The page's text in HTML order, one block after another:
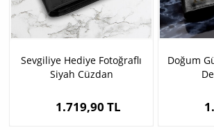
Sevgiliye Hediye Fotoğraflı
Siyah Cüzdan
1.719,90 TL
Doğum